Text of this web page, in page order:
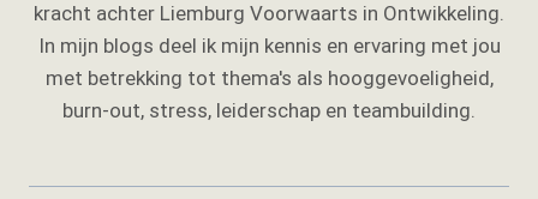
kracht achter Liemburg Voorwaarts in Ontwikkeling.
In mijn blogs deel ik mijn kennis en ervaring met jou
met betrekking tot thema's als hooggevoeligheid,
burn-out, stress, leiderschap en teambuilding.